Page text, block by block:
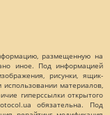
размещенную на
иное. Под информацией
рисунки, ящик-
материалов,
гиперссылки открытого
обязательна. Под